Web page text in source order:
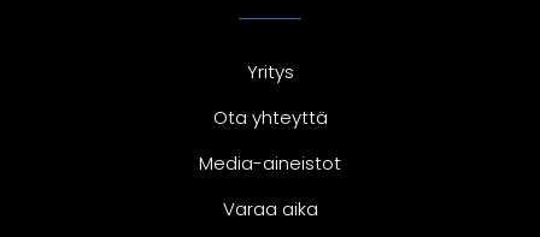
Yritys
Ota yhteyttä
Media-aineistot
Varaa aika